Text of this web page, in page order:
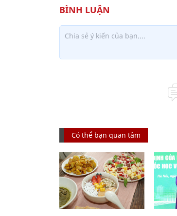
Có thể bạn quan tâm